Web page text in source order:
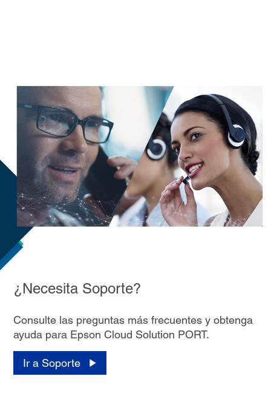
¿Necesita Soporte?
Consulte las preguntas más frecuentes y obtenga
ayuda para Epson Cloud Solution PORT.
Ir a Soporte